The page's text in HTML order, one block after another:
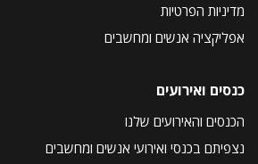
מדיניות הפרטיות
אפליקציה אנשים ומחשבים
כנסים ואירועים
הכנסים והאירועים שלנו
נצפיתם בכנסי ואירועי אנשים ומחשבים